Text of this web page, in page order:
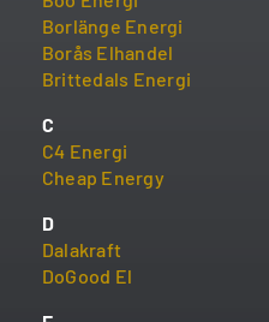
Borlänge Energi
Borås Elhandel
Brittedals Energi
C
C4 Energi
Cheap Energy
D
Dalakraft
DoGood El